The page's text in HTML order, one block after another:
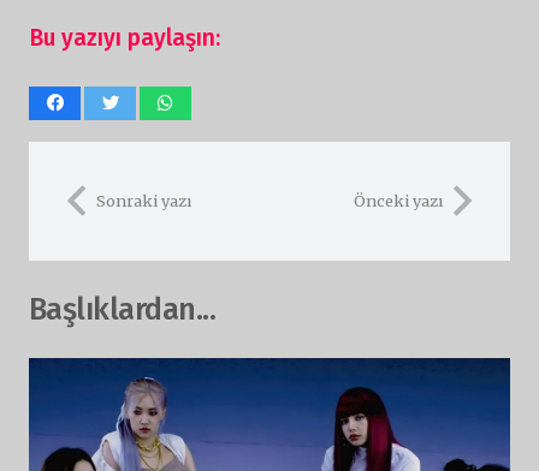
Bu yazıyı paylaşın:
Sonraki yazı Önceki yazı
Başlıklardan...